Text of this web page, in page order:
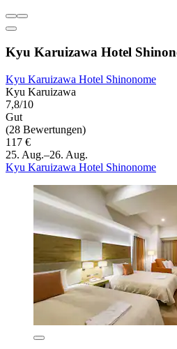
Kyu Karuizawa Hotel
Kyu Karuizawa Hotel Shinonome
Kyu Karuizawa
7,8/10
Gut
(28 Bewertungen)
117 €
25. Aug.–26. Aug.
Kyu Karuizawa Hotel Shinonome